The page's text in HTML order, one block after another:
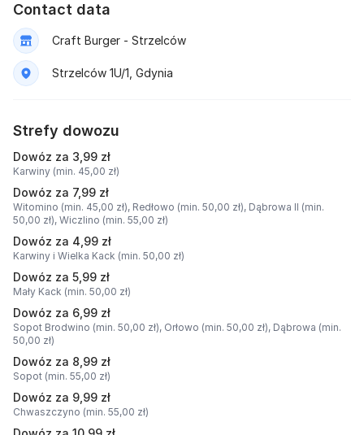
Contact data
Craft Burger - Strzelców
Strzelców 1U/1, Gdynia
Strefy dowozu
Dowóz za 3,99 zł
Karwiny (min. 45,00 zł)
Dowóz za 7,99 zł
Witomino (min. 45,00 zł), Redłowo (min. 50,00 zł), Dąbrowa II (min.
50,00 zł), Wiczlino (min. 55,00 zł)
Dowóz za 4,99 zł
Karwiny i Wielka Kack (min. 50,00 zł)
Dowóz za 5,99 zł
Mały Kack (min. 50,00 zł)
Dowóz za 6,99 zł
Sopot Brodwino (min. 50,00 zł), Orłowo (min. 50,00 zł), Dąbrowa (min.
50,00 zł)
Dowóz za 8,99 zł
Sopot (min. 55,00 zł)
Dowóz za 9,99 zł
Chwaszczyno (min. 55,00 zł)